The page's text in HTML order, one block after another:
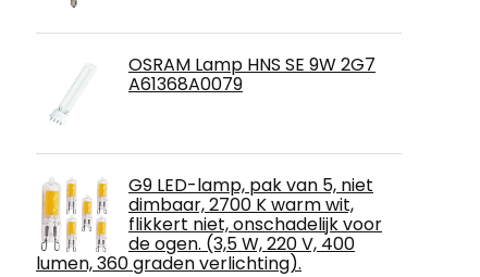
OSRAM Lamp HNS SE 9W 2G7
A61368A0079
G9 LED-lamp, pak van 5, niet
dimbaar, 2700 K warm wit,
flikkert niet, onschadelijk voor
de ogen. (3,5 W, 220 V, 400
lumen, 360 graden verlichting).